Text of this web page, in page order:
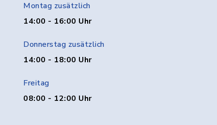
Montag zusätzlich
14:00 - 16:00 Uhr
Donnerstag zusätzlich
14:00 - 18:00 Uhr
Freitag
08:00 - 12:00 Uhr